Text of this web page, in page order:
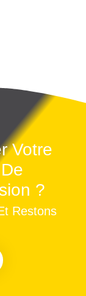
Votre
?
Restons